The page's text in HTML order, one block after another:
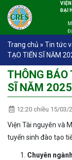
ĐẠI
Trang chủ » Tin tức
TẠO TIẾN SĨ NĂM
THÔNG BÁO
SĨ NĂM 2025
12:20 chiều 15/03/
Viện Tài nguyên và
tuyển sinh đào tạo
Chuyên